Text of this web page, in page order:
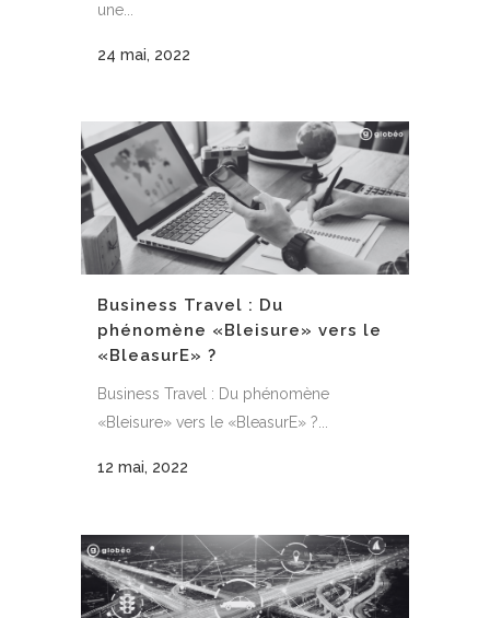
une...
24 mai, 2022
Business Travel : Du
phénomène «Bleisure» vers le
«BleasurE» ?
Business Travel : Du phénomène
«Bleisure» vers le «BleasurE» ?...
12 mai, 2022